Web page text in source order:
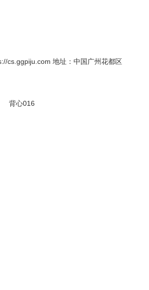
cs.ggpiju.com 地址：中国广州花都区
背心016